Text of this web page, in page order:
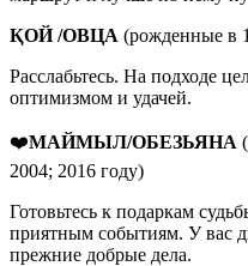
ҚОЙ/ОВЦА (рожденные в
Расслабьтесь. На подходе
оптимизмом и удачей.
❤️МАЙМЫЛ/ОБЕЗЬЯНА
2004; 2016 году)
Готовьтесь к подаркам
приятным событиям. У вас
прежние добрые дела.